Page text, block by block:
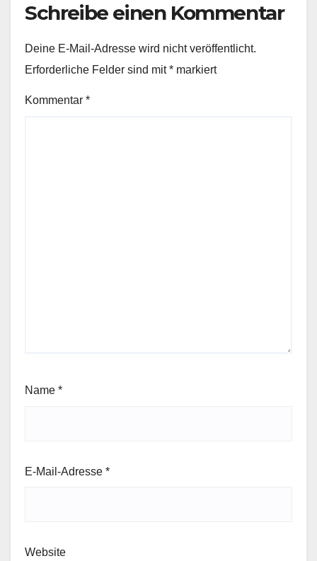
Schreibe einen Kommentar
Deine E-Mail-Adresse wird nicht veröffentlicht.
Erforderliche Felder sind mit* markiert
Kommentar *
Name *
E-Mail-Adresse *
Website